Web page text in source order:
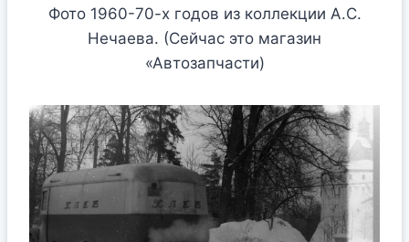
Фото 1960-70-х годов из коллекции А.С.
Нечаева. (Сейчас это магазин
«Автозапчасти)